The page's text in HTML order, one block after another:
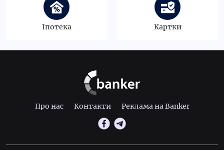
Іпотека Картки
Про нас Контакти Реклама на Banker